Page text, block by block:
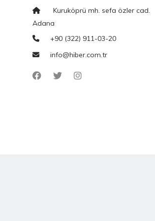
Kuruköprü mh. sefa özler cad.
Adana
+90 (322) 911-03-20
info@hiber.com.tr